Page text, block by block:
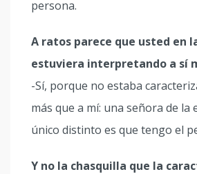
persona.
A ratos parece que usted en
estuviera interpretando a sí
-Sí, porque no estaba
más que a mí: una señora de la
único distinto es que tengo el
Y no la chasquilla que la